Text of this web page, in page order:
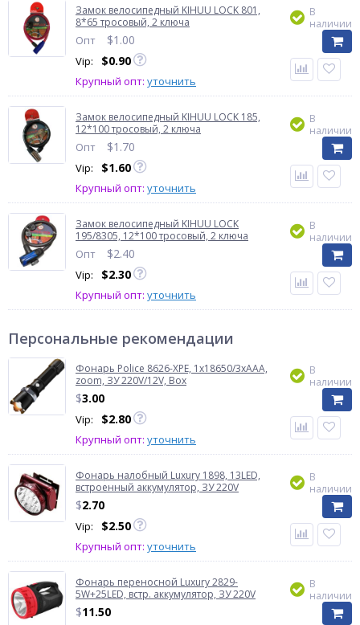
Замок велосипедный KIHUU LOCK 801,
8*65 тросовый, 2 ключа
Опт $1.00
Vip: $0.90
Крупный опт: уточнить
В
наличии
Замок велосипедный KIHUU LOCK 185,
12*100 тросовый, 2 ключа
Опт $1.70
Vip: $1.60
Крупный опт: уточнить
В
наличии
Замок велосипедный KIHUU LOCK
195/8305, 12*100 тросовый, 2 ключа
Опт $2.40
Vip: $2.30
Крупный опт: уточнить
В
наличии
Персональные рекомендации
Фонарь Police 8626-XPE, 1х18650/3xAAA,
zoom, ЗУ 220V/12V, Box
$3.00
Vip: $2.80
Крупный опт: уточнить
В
наличии
Фонарь налобный Luxury 1898, 13LED,
встроенный аккумулятор, ЗУ 220V
$2.70
Vip: $2.50
Крупный опт: уточнить
В
наличии
Фонарь переносной Luxury 2829-
5W+25LED, встр. аккумулятор, ЗУ 220V
$11.50
В
наличии